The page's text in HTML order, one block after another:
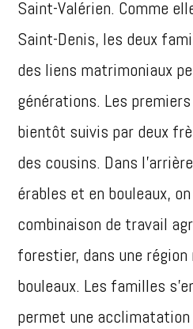
Saint-Valérien. Comme
Saint-Denis, les deux
des liens matrimoniaux
générations. Les
bientôt suivis par deux
des cousins. Dans
érables et en bouleaux,
combinaison de travail
forestier, dans une
bouleaux. Les familles
permet une acclimatation